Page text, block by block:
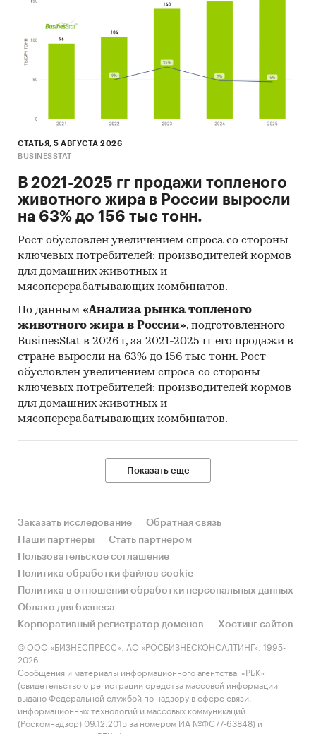
СТАТЬЯ, 5 АВГУСТА 2026
BUSINESSTAT
В 2021-2025 гг продажи топленого
животного жира в России выросли
на 63% до 156 тыс тонн.
Рост обусловлен увеличением спроса со стороны
ключевых потребителей: производителей кормов
для домашних животных и
мясоперерабатывающих комбинатов.
По данным «Анализа рынка топленого
животного жира в России», подготовленного
BusinesStat в 2026 г, за 2021-2025 гг его продажи в
стране выросли на 63% до 156 тыс тонн. Рост
обусловлен увеличением спроса со стороны
ключевых потребителей: производителей кормов
для домашних животных и
мясоперерабатывающих комбинатов.
Показать еще
Заказать исследование
Обратная связь
Наши партнеры
Стать партнером
Пользовательское соглашение
Политика обработки файлов cookie
Политика в отношении обработки персональных данных
Облако для бизнеса
Корпоративный регистратор доменов
Хостинг сайтов
© ООО «БИЗНЕСПРЕСС», АО «РОСБИЗНЕСКОНСАЛТИНГ», 1995-
2026.
Сообщения и материалы информационного агентства «РБК»
(свидетельство о регистрации средства массовой информации
выдано Федеральной службой по надзору в сфере связи,
информационных технологий и массовых коммуникаций
(Роскомнадзор) 09.12.2015 за номером ИА №ФС77-63848) и